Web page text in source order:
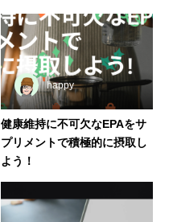
happy
健康維持に不可欠なEPAをサ
プリメントで積極的に摂取し
よう！